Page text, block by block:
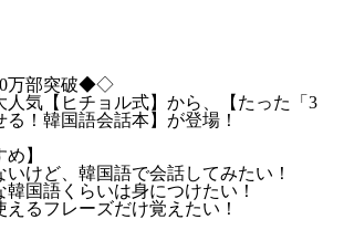
万部突破◆◇
気【ヒチョル式】から、【たった「3
！韓国語会話本】が登場！
】
いけど、韓国語で会話してみたい！
韓国語くらいは身につけたい！
えるフレーズだけ覚えたい！